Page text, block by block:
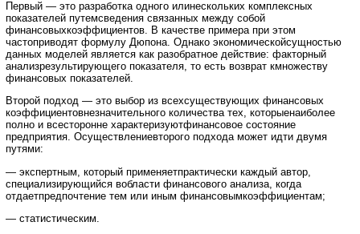
Первый — это разработка одного илинескольких комплексных
показателей путемсведения связанных между собой
финансовыхкоэффициентов. В качестве примера при этом
частоприводят формулу Дюпона. Однако экономическойсущностью
данных моделей является как разобратное действие: факторный
анализрезультирующего показателя, то есть возврат кмножеству
финансовых показателей.
Второй подход — это выбор из всехсуществующих финансовых
коэффициентовнезначительного количества тех, которыенаиболее
полно и всесторонне характеризуютфинансовое состояние
предприятия. Осуществлениевторого подхода может идти двумя
путями:
— экспертным, который применяетпрактически каждый автор,
специализирующийся вобласти финансового анализа, когда
отдаетпредпочтение тем или иным финансовымкоэффициентам;
— статистическим.